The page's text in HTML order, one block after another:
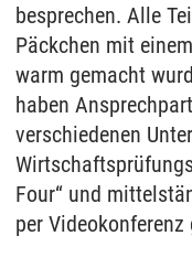
besprechen. Alle
Päckchen mit
warm gemacht
haben
verschiedenen
Four“ und
per